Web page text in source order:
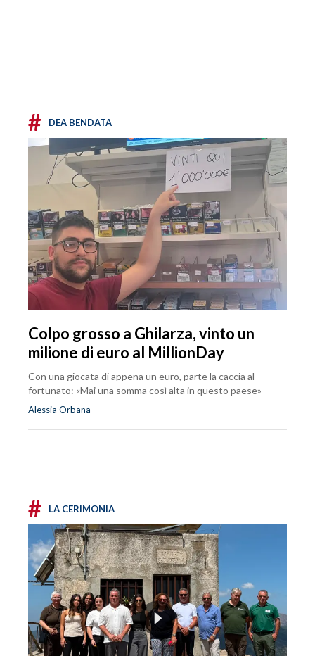
# DEA BENDATA
Colpo grosso a Ghilarza, vinto un
milione di euro al MillionDay
Con una giocata di appena un euro, parte la caccia al
fortunato: «Mai una somma così alta in questo paese»
Alessia Orbana
# LA CERIMONIA